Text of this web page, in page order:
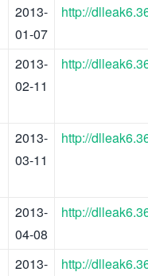
2013-
01-07
http://
2013-
02-11
http://
2013-
03-11
http://
2013-
04-08
http://
2013-
http://